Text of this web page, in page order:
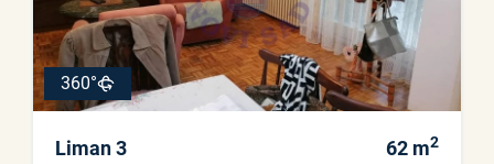
360°
Liman 3 62 m2